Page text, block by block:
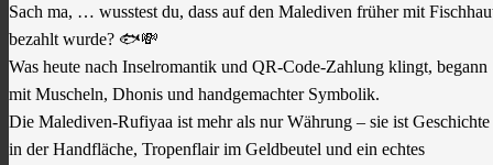
Sach ma, … wusstest du, dass auf den Malediven früher mit
bezahlt wurde? 🐟💸
Was heute nach Inselromantik und QR-Code-Zahlung klingt, begann
mit Muscheln, Dhonis und handgemachter Symbolik.
Die Malediven-Rufiyaa ist mehr als nur Währung – sie ist Geschichte
in der Handfläche, Tropenflair im Geldbeutel und ein echtes